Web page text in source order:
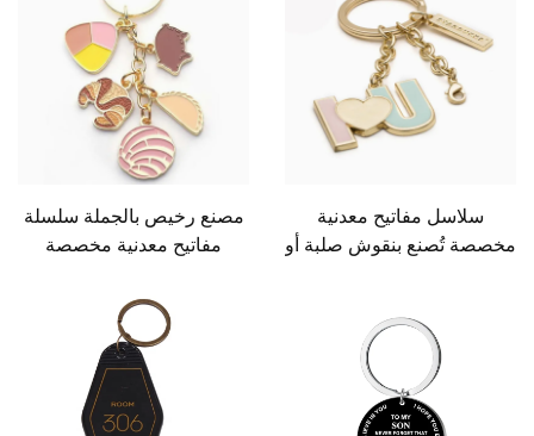
سلاسل مفاتيح معدنية
مخصصة تُصنع بنقوش صلبة أو
مصنع رخيص بالجملة سلسلة
مفاتيح معدنية مخصصة
سلسلة مفاتيح بأحرف بنقوش
صلبة